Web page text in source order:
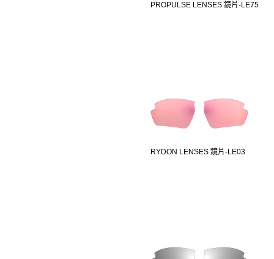
PROPULSE LENSES 鏡片-LE75
RYDON LENSES 鏡片-LE03